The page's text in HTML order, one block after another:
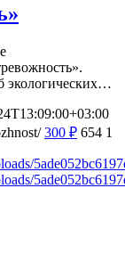
экологических…
300 ₽ 654 1